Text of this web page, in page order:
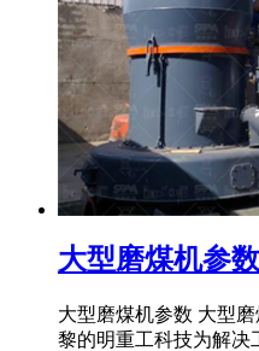
大型磨煤机参
大型磨煤机参数 大型
黎的明重工科技为解决